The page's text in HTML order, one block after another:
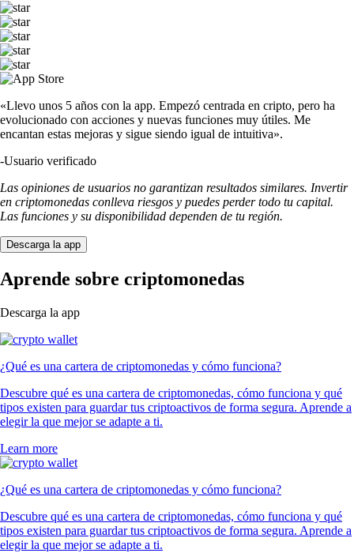
«Llevo unos 5 años con la app. Empezó centrada en cripto, pero ha
evolucionado con acciones y nuevas funciones muy útiles. Me
encantan estas mejoras y sigue siendo igual de intuitiva».
-Usuario verificado
Las opiniones de usuarios no garantizan resultados similares. Invertir
en criptomonedas conlleva riesgos y puedes perder todo tu capital.
Las funciones y su disponibilidad dependen de tu región.
Descarga la app
Aprende sobre criptomonedas
Descarga la app
¿Qué es una cartera de criptomonedas y cómo funciona?
Descubre qué es una cartera de criptomonedas, cómo funciona y qué
tipos existen para guardar tus criptoactivos de forma segura. Aprende a
elegir la que mejor se adapte a ti.
Learn more
¿Qué es una cartera de criptomonedas y cómo funciona?
Descubre qué es una cartera de criptomonedas, cómo funciona y qué
tipos existen para guardar tus criptoactivos de forma segura. Aprende a
elegir la que mejor se adapte a ti.